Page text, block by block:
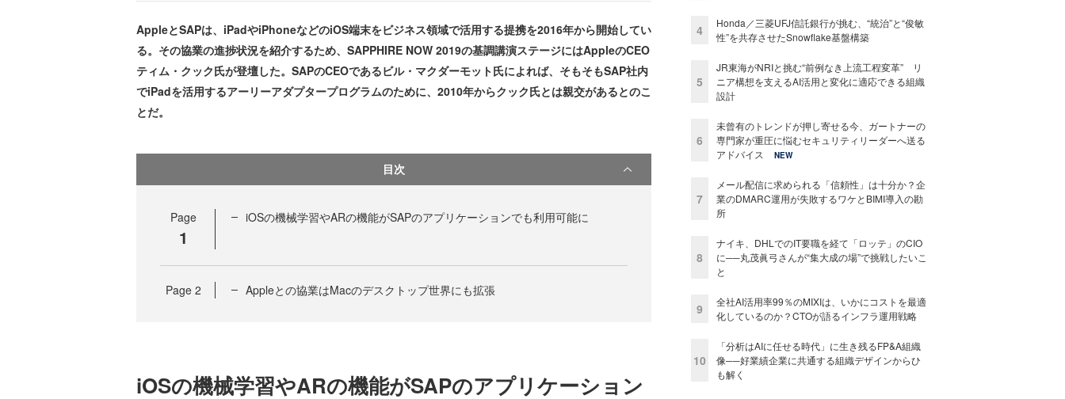
AppleとSAPは、iPadやiPhoneなどのiOS端末をビジネス領域で活用する提携を2016年から開始してい
る。その協業の進捗状況を紹介するため、SAPPHIRE NOW 2019の基調講演ステージにはAppleのCEO
ティム・クック氏が登壇した。SAPのCEOであるビル・マクダーモット氏によれば、そもそもSAP社内
でiPadを活用するアーリーアダプタープログラムのために、2010年からクック氏とは親交があるとのこ
とだ。
目次
Page
1
iOSの機械学習やARの機能がSAPのアプリケーションでも利用可能に
Page 2 Appleとの協業はMacのデスクトップ世界にも拡張
iOSの機械学習やARの機能がSAPのアプリケーション
4
Honda／三菱UFJ信託銀行が挑む、“統治”と“俊敏
性”を共存させたSnowflake基盤構築
5
JR東海がNRIと挑む“前例なき上流工程変革” リ
ニア構想を支えるAI活用と変化に適応できる組織
設計
6
未曾有のトレンドが押し寄せる今、ガートナーの
専門家が重圧に悩むセキュリティリーダーへ送る
アドバイス
NEW
7
メール配信に求められる「信頼性」は十分か？企
業のDMARC運用が失敗するワケとBIMI導入の勘
所
8
ナイキ、DHLでのIT要職を経て「ロッテ」のCIO
に──丸茂眞弓さんが“集大成の場”で挑戦したいこ
と
9
全社AI活用率99％のMIXIは、いかにコストを最適
化しているのか？CTOが語るインフラ運用戦略
10
「分析はAIに任せる時代」に生き残るFP&A組織
像──好業績企業に共通する組織デザインからひ
も解く